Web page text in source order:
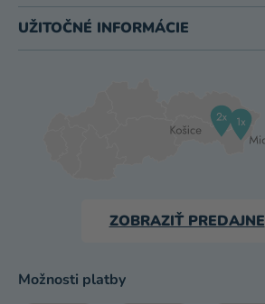
UŽITOČNÉ INFORMÁCIE
ZOBRAZIŤ PREDAJNE
Možnosti platby